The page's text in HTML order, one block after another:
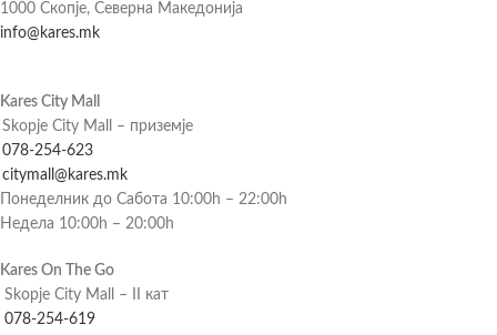
1000 Скопје, Северна Македонија
info@kares.mk
Kares City Mall
Skopje City Mall – приземје
078-254-623
citymall@kares.mk
Понеделник до Сабота 10:00h – 22:00h
Недела 10:00h – 20:00h
Kares On The Go
Skopje City Mall – II кат
078-254-619